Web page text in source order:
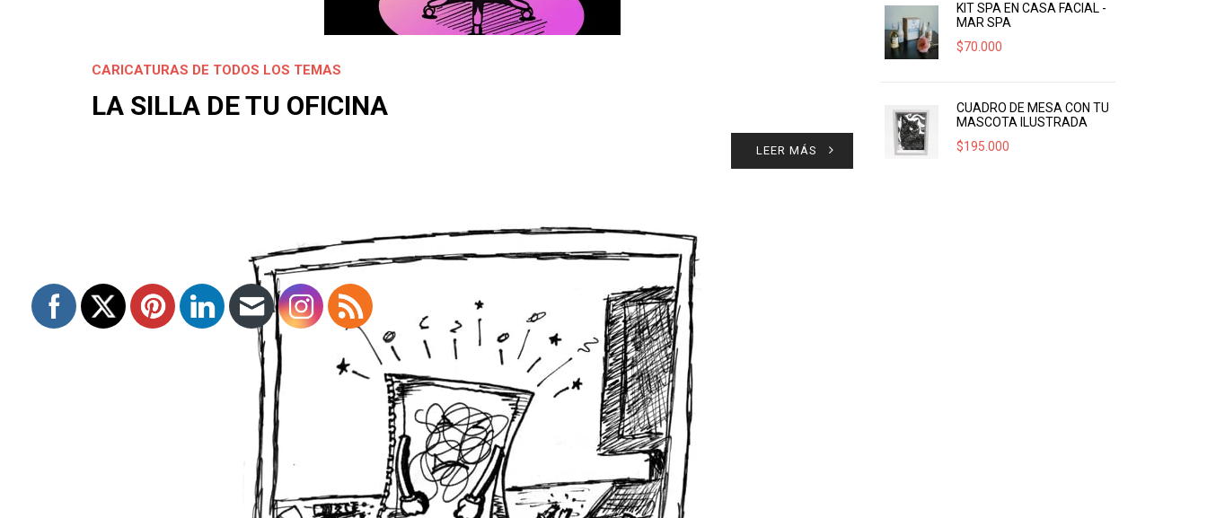
CARICATURAS DE TODOS LOS TEMAS
LA SILLA DE TU OFICINA
LEER MÁS
KIT SPA EN CASA FACIAL -
MAR SPA
$70.000
CUADRO DE MESA CON TU
MASCOTA ILUSTRADA
$195.000